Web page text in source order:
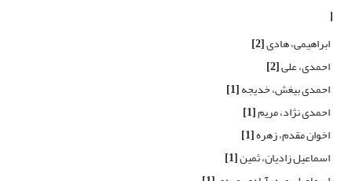
ا
ابراهیمی، هادی[2]
احمدی، علی[2]
احمدی بیغش، خدیجه[1]
احمدی نژاد، مریم[1]
اخوان مقدم، زهره[1]
اسماعیل زادیان، ثمین[1]